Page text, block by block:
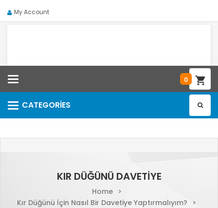
My Account
0
CATEGORIES
Categories
KIR DÜĞÜNÜ DAVETIYE
Home
>
Kır Düğünü İçin Nasıl Bir Davetiye Yaptırmalıyım?
>